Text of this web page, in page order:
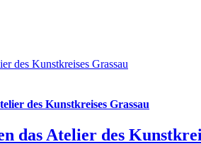
des Kunstkreises Grassau
des Kunstkreises Grassau
das Atelier des